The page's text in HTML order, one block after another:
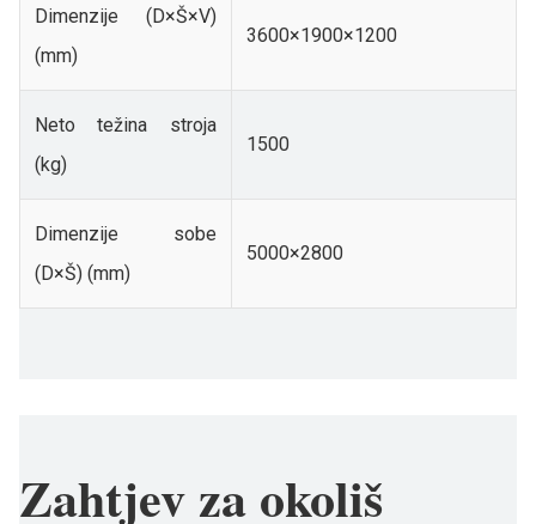
Dimenzije (D×Š×V)
(mm)
3600×1900×1200
Neto težina stroja
(kg)
1500
Dimenzije sobe
(D×Š) (mm)
5000×2800
Zahtjev za okoliš